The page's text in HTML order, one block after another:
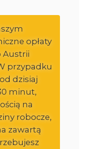
opłaty
Austrii
przypadku
dzisiaj
minut,
na
robocze,
zawartą